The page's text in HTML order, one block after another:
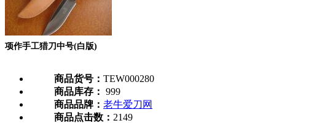
项作手工猎刀中号(白版)
商品货号： TEW000280
商品库存： 999
商品品牌： 老牛爱刀网
商品点击数： 2149